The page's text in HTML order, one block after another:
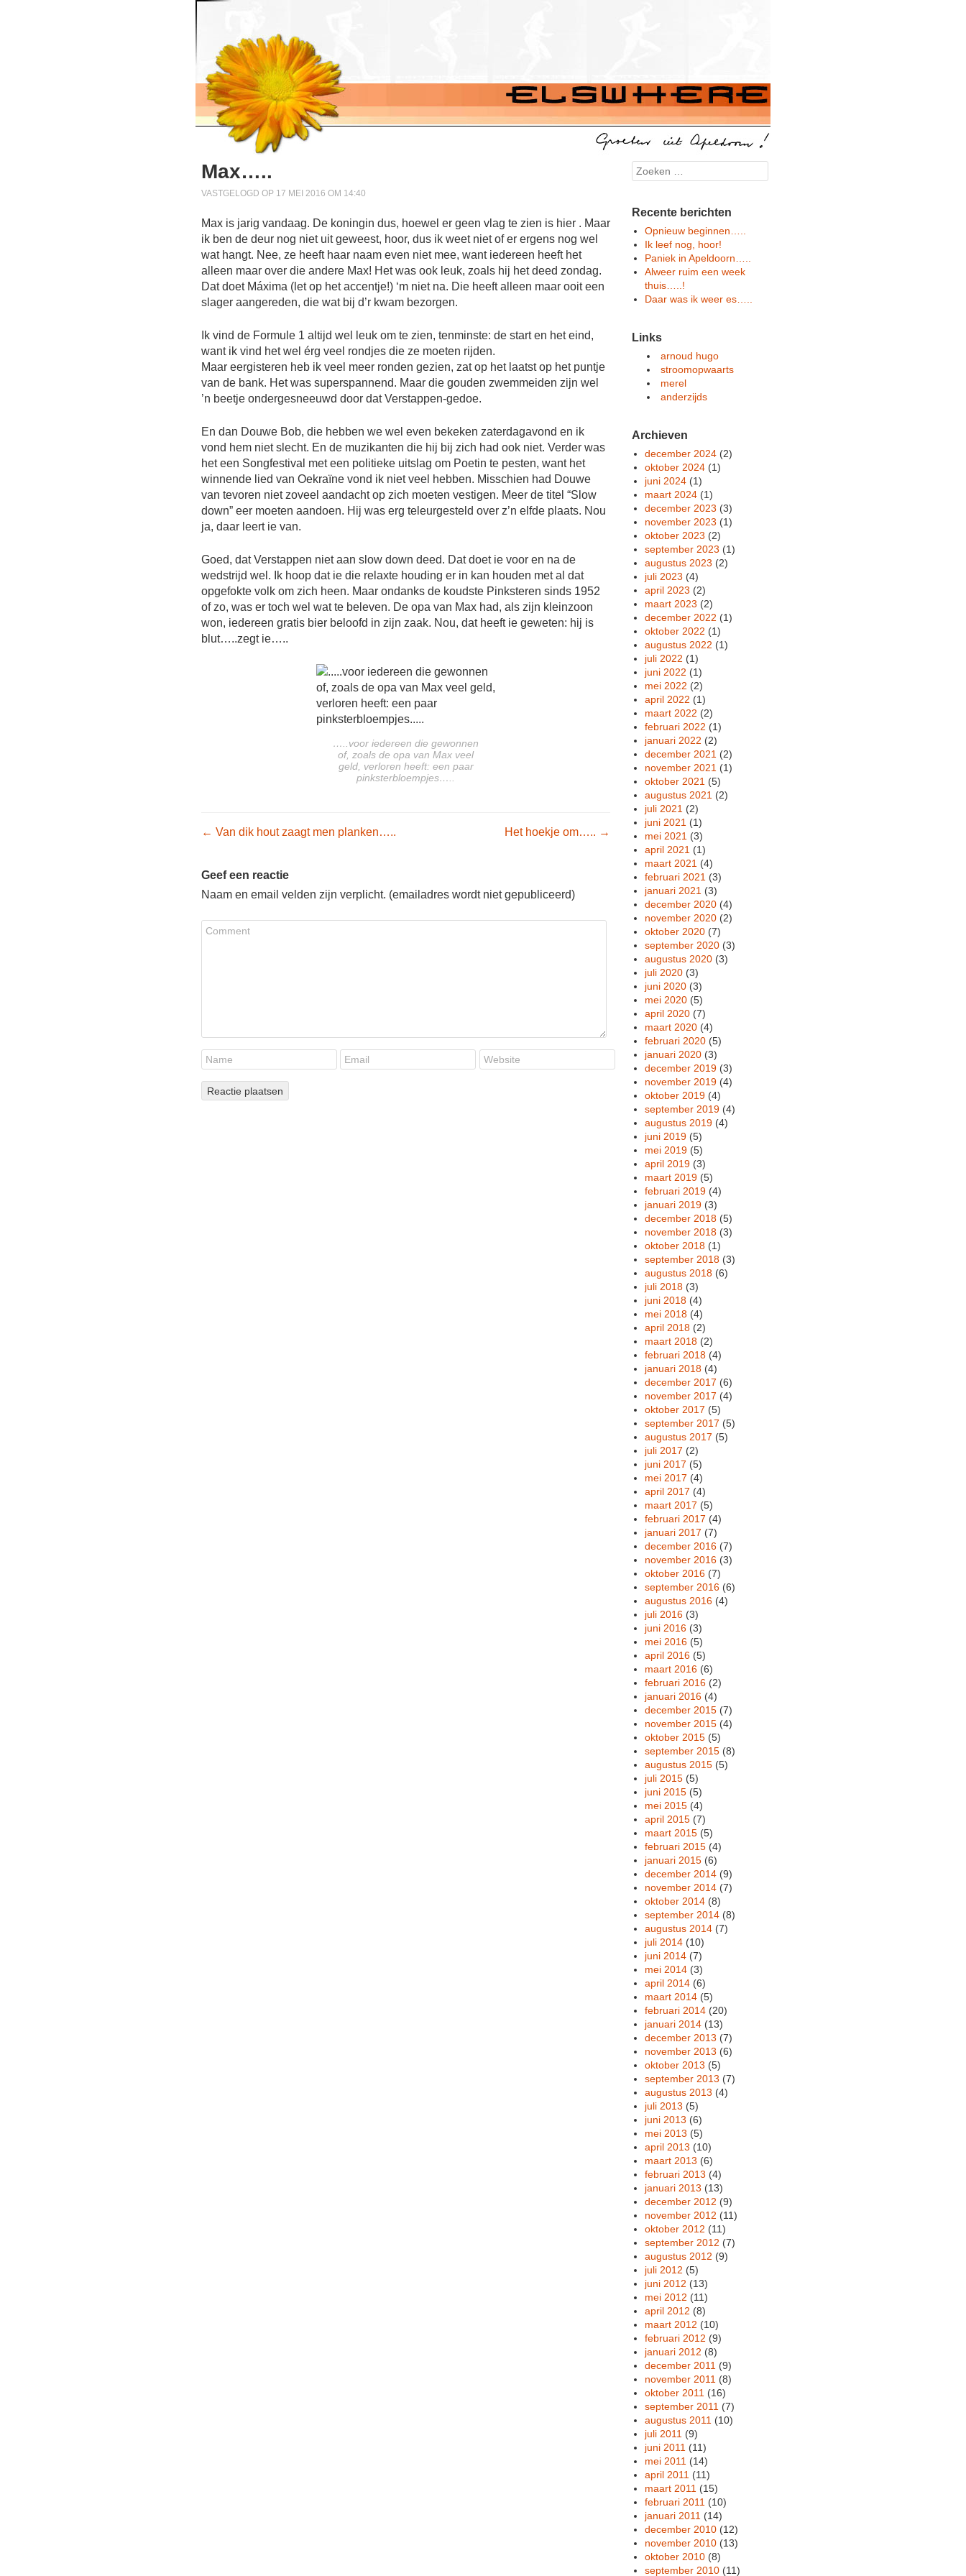
Max…..
VASTGELOGD OP 17 MEI 2016 OM 14:40
Max is jarig vandaag. De koningin dus, hoewel er geen vlag te zien is hier . Maar
ik ben de deur nog niet uit geweest, hoor, dus ik weet niet of er ergens nog wel
wat hangt. Nee, ze heeft haar naam even niet mee, want iedereen heeft het
alleen maar over die andere Max! Het was ook leuk, zoals hij het deed zondag.
Dat doet Máxima (let op het accentje!) ‘m niet na. Die heeft alleen maar ooit een
slager aangereden, die wat bij d’r kwam bezorgen.
Ik vind de Formule 1 altijd wel leuk om te zien, tenminste: de start en het eind,
want ik vind het wel érg veel rondjes die ze moeten rijden.
Maar eergisteren heb ik veel meer ronden gezien, zat op het laatst op het puntje
van de bank. Het was superspannend. Maar die gouden zwemmeiden zijn wel
’n beetje ondergesneeuwd door dat Verstappen-gedoe.
En dan Douwe Bob, die hebben we wel even bekeken zaterdagavond en ik
vond hem niet slecht. En de muzikanten die hij bij zich had ook niet. Verder was
het een Songfestival met een politieke uitslag om Poetin te pesten, want het
winnende lied van Oekraïne vond ik niet veel hebben. Misschien had Douwe
van tevoren niet zoveel aandacht op zich moeten vestigen. Meer de titel “Slow
down” eer moeten aandoen. Hij was erg teleurgesteld over z’n elfde plaats. Nou
ja, daar leert ie van.
Goed, dat Verstappen niet aan slow down deed. Dat doet ie voor en na de
wedstrijd wel. Ik hoop dat ie die relaxte houding er in kan houden met al dat
opgefokte volk om zich heen. Maar ondanks de koudste Pinksteren sinds 1952
of zo, was er toch wel wat te beleven. De opa van Max had, als zijn kleinzoon
won, iedereen gratis bier beloofd in zijn zaak. Nou, dat heeft ie geweten: hij is
blut…..zegt ie…..
…..voor iedereen die gewonnen
of, zoals de opa van Max veel
geld, verloren heeft: een paar
pinksterbloempjes…..
Post navigation
← Van dik hout zaagt men planken….. Het hoekje om….. →
Geef een reactie
Naam en email velden zijn verplicht. (emailadres wordt niet gepubliceerd)
Search
Recente berichten
Opnieuw beginnen…..
Ik leef nog, hoor!
Paniek in Apeldoorn…..
Alweer ruim een week
thuis…..!
Daar was ik weer es…..
Links
arnoud hugo
stroomopwaarts
merel
anderzijds
Archieven
december 2024 (2)
oktober 2024 (1)
juni 2024 (1)
maart 2024 (1)
december 2023 (3)
november 2023 (1)
oktober 2023 (2)
september 2023 (1)
augustus 2023 (2)
juli 2023 (4)
april 2023 (2)
maart 2023 (2)
december 2022 (1)
oktober 2022 (1)
augustus 2022 (1)
juli 2022 (1)
juni 2022 (1)
mei 2022 (2)
april 2022 (1)
maart 2022 (2)
februari 2022 (1)
januari 2022 (2)
december 2021 (2)
november 2021 (1)
oktober 2021 (5)
augustus 2021 (2)
juli 2021 (2)
juni 2021 (1)
mei 2021 (3)
april 2021 (1)
maart 2021 (4)
februari 2021 (3)
januari 2021 (3)
december 2020 (4)
november 2020 (2)
oktober 2020 (7)
september 2020 (3)
augustus 2020 (3)
juli 2020 (3)
juni 2020 (3)
mei 2020 (5)
april 2020 (7)
maart 2020 (4)
februari 2020 (5)
januari 2020 (3)
december 2019 (3)
november 2019 (4)
oktober 2019 (4)
september 2019 (4)
augustus 2019 (4)
juni 2019 (5)
mei 2019 (5)
april 2019 (3)
maart 2019 (5)
februari 2019 (4)
januari 2019 (3)
december 2018 (5)
november 2018 (3)
oktober 2018 (1)
september 2018 (3)
augustus 2018 (6)
juli 2018 (3)
juni 2018 (4)
mei 2018 (4)
april 2018 (2)
maart 2018 (2)
februari 2018 (4)
januari 2018 (4)
december 2017 (6)
november 2017 (4)
oktober 2017 (5)
september 2017 (5)
augustus 2017 (5)
juli 2017 (2)
juni 2017 (5)
mei 2017 (4)
april 2017 (4)
maart 2017 (5)
februari 2017 (4)
januari 2017 (7)
december 2016 (7)
november 2016 (3)
oktober 2016 (7)
september 2016 (6)
augustus 2016 (4)
juli 2016 (3)
juni 2016 (3)
mei 2016 (5)
april 2016 (5)
maart 2016 (6)
februari 2016 (2)
januari 2016 (4)
december 2015 (7)
november 2015 (4)
oktober 2015 (5)
september 2015 (8)
augustus 2015 (5)
juli 2015 (5)
juni 2015 (5)
mei 2015 (4)
april 2015 (7)
maart 2015 (5)
februari 2015 (4)
januari 2015 (6)
december 2014 (9)
november 2014 (7)
oktober 2014 (8)
september 2014 (8)
augustus 2014 (7)
juli 2014 (10)
juni 2014 (7)
mei 2014 (3)
april 2014 (6)
maart 2014 (5)
februari 2014 (20)
januari 2014 (13)
december 2013 (7)
november 2013 (6)
oktober 2013 (5)
september 2013 (7)
augustus 2013 (4)
juli 2013 (5)
juni 2013 (6)
mei 2013 (5)
april 2013 (10)
maart 2013 (6)
februari 2013 (4)
januari 2013 (13)
december 2012 (9)
november 2012 (11)
oktober 2012 (11)
september 2012 (7)
augustus 2012 (9)
juli 2012 (5)
juni 2012 (13)
mei 2012 (11)
april 2012 (8)
maart 2012 (10)
februari 2012 (9)
januari 2012 (8)
december 2011 (9)
november 2011 (8)
oktober 2011 (16)
september 2011 (7)
augustus 2011 (10)
juli 2011 (9)
juni 2011 (11)
mei 2011 (14)
april 2011 (11)
maart 2011 (15)
februari 2011 (10)
januari 2011 (14)
december 2010 (12)
november 2010 (13)
oktober 2010 (8)
september 2010 (11)